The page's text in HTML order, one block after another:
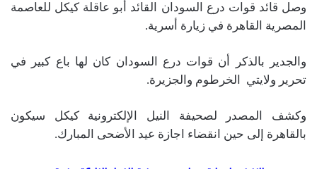
وصل قائد قوات درع السودان القائد أبو عاقلة كيكل للعاصمة
المصرية القاهرة في زيارة أسرية.
والجدير بالذكر أن قوات درع السودان كان لها باع كبير في
تحرير ولايتي الخرطوم والجزيرة.
وكشف المصدر لصحيفة النيل الإلكترونية كيكل سيكون
بالقاهرة إلى حين انقضاء اجازة عيد الأضحى المبارك.